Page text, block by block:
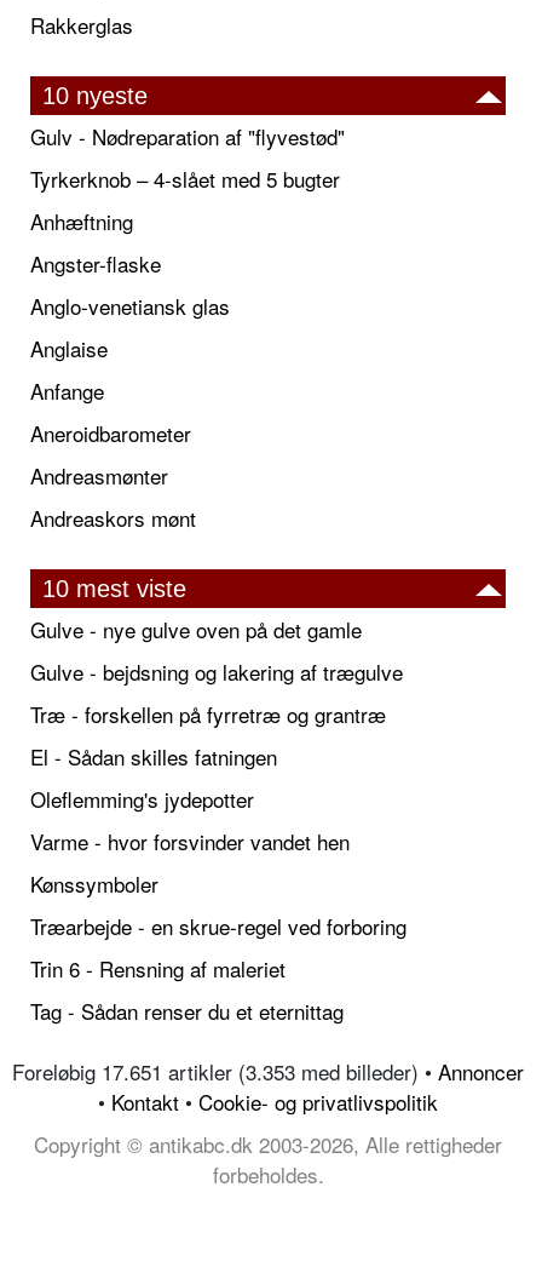
Rakkerglas
10 nyeste
Gulv - Nødreparation af "flyvestød"
Tyrkerknob – 4-slået med 5 bugter
Anhæftning
Angster-flaske
Anglo-venetiansk glas
Anglaise
Anfange
Aneroidbarometer
Andreasmønter
Andreaskors mønt
10 mest viste
Gulve - nye gulve oven på det gamle
Gulve - bejdsning og lakering af trægulve
Træ - forskellen på fyrretræ og grantræ
El - Sådan skilles fatningen
Oleflemming's jydepotter
Varme - hvor forsvinder vandet hen
Kønssymboler
Træarbejde - en skrue-regel ved forboring
Trin 6 - Rensning af maleriet
Tag - Sådan renser du et eternittag
Foreløbig 17.651 artikler (3.353 med billeder) • Annoncer
• Kontakt • Cookie- og privatlivspolitik
Copyright © antikabc.dk 2003-2026, Alle rettigheder
forbeholdes.